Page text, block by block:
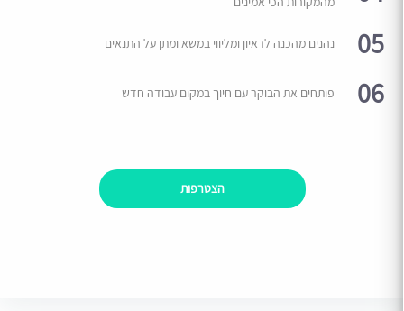
05 נהנים מהכנה לראיון ומליווי במשא ומתן על התנאים
06 פותחים את הבוקר עם חיוך במקום עבודה חדש
הצטרפות